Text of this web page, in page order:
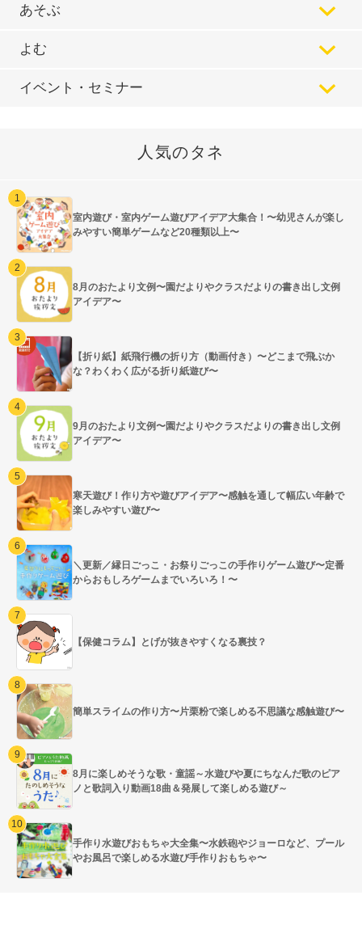
あそぶ
よむ
イベント・セミナー
人気のタネ
室内遊び・室内ゲーム遊びアイデア大集合！〜幼児さんが楽し
みやすい簡単ゲームなど20種類以上〜
8月のおたより文例〜園だよりやクラスだよりの書き出し文例
アイデア〜
【折り紙】紙飛行機の折り方（動画付き）〜どこまで飛ぶか
な？わくわく広がる折り紙遊び〜
9月のおたより文例〜園だよりやクラスだよりの書き出し文例
アイデア〜
寒天遊び！作り方や遊びアイデア〜感触を通して幅広い年齢で
楽しみやすい遊び〜
＼更新／縁日ごっこ・お祭りごっこの手作りゲーム遊び〜定番
からおもしろゲームまでいろいろ！〜
【保健コラム】とげが抜きやすくなる裏技？
簡単スライムの作り方〜片栗粉で楽しめる不思議な感触遊び〜
8月に楽しめそうな歌・童謡～水遊びや夏にちなんだ歌のピア
ノと歌詞入り動画18曲＆発展して楽しめる遊び～
手作り水遊びおもちゃ大全集〜水鉄砲やジョーロなど、プール
やお風呂で楽しめる水遊び手作りおもちゃ〜